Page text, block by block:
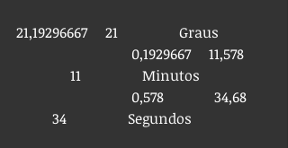
21,19296667     21                 Graus
               11                 Minutos
          34                 Segundos